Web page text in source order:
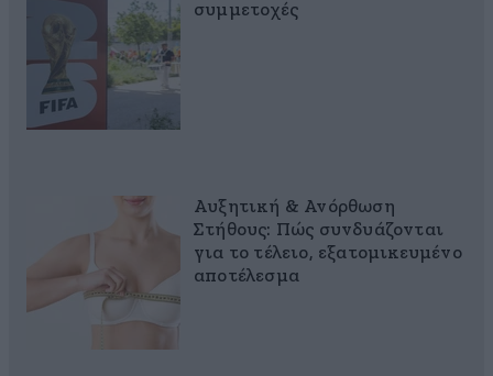
συμμετοχές
Αυξητική & Ανόρθωση
Στήθους: Πώς συνδυάζονται
για το τέλειο, εξατομικευμένο
αποτέλεσμα